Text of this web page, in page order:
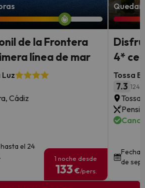
de la Frontera
línea de mar
Cádiz
el 24
1 noche desde
133 €/pers.
Quedan
4*
Tossa
7.3 1241
Tossa
de